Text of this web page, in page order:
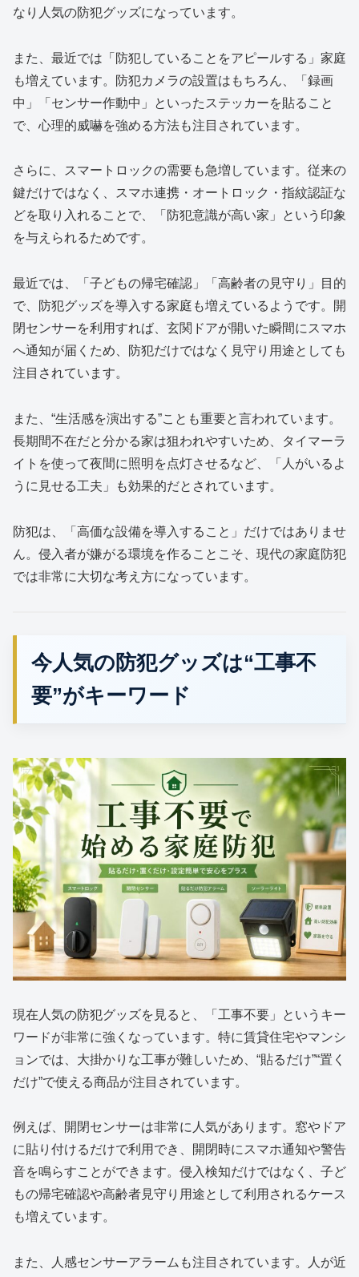
なり人気の防犯グッズになっています。
また、最近では「防犯していることをアピールする」家庭
も増えています。防犯カメラの設置はもちろん、「録画
中」「センサー作動中」といったステッカーを貼ること
で、心理的威嚇を強める方法も注目されています。
さらに、スマートロックの需要も急増しています。従来の
鍵だけではなく、スマホ連携・オートロック・指紋認証な
どを取り入れることで、「防犯意識が高い家」という印象
を与えられるためです。
最近では、「子どもの帰宅確認」「高齢者の見守り」目的
で、防犯グッズを導入する家庭も増えているようです。開
閉センサーを利用すれば、玄関ドアが開いた瞬間にスマホ
へ通知が届くため、防犯だけではなく見守り用途としても
注目されています。
また、“生活感を演出する”ことも重要と言われています。
長期間不在だと分かる家は狙われやすいため、タイマーラ
イトを使って夜間に照明を点灯させるなど、「人がいるよ
うに見せる工夫」も効果的だとされています。
防犯は、「高価な設備を導入すること」だけではありませ
ん。侵入者が嫌がる環境を作ることこそ、現代の家庭防犯
では非常に大切な考え方になっています。
今人気の防犯グッズは“工事不
要”がキーワード
現在人気の防犯グッズを見ると、「工事不要」というキー
ワードが非常に強くなっています。特に賃貸住宅やマンシ
ョンでは、大掛かりな工事が難しいため、“貼るだけ”“置く
だけ”で使える商品が注目されています。
例えば、開閉センサーは非常に人気があります。窓やドア
に貼り付けるだけで利用でき、開閉時にスマホ通知や警告
音を鳴らすことができます。侵入検知だけではなく、子ど
もの帰宅確認や高齢者見守り用途として利用されるケース
も増えています。
また、人感センサーアラームも注目されています。人が近